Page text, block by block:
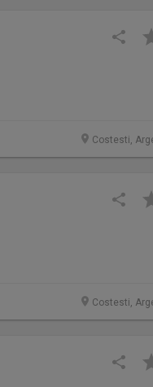
Costesti,
Costesti,